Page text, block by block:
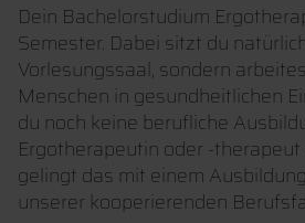
Dein Bachelorstudium
Semester. Dabei sitzt du
Vorlesungssaal, sondern
Menschen in gesundheitlichen
du noch keine berufliche
Ergotherapeutin oder -
gelingt das mit einem
unserer kooperierenden